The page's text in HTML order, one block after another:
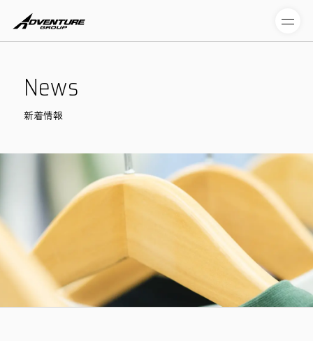
News
新着情報